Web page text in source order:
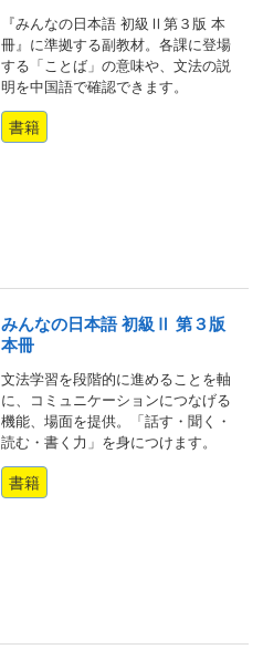
『みんなの日本語 初級Ⅱ第３版 本
冊』に準拠する副教材。各課に登場
する「ことば」の意味や、文法の説
明を中国語で確認できます。
書籍
みんなの日本語 初級Ⅱ 第３版
本冊
文法学習を段階的に進めることを軸
に、コミュニケーションにつなげる
機能、場面を提供。「話す・聞く・
読む・書く力」を身につけます。
書籍